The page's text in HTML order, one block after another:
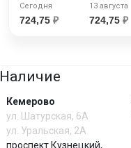
Сегодня
724,75 ₽
13 августа
724,75 ₽
Наличие
Кемерово
ул. Шатурская, 6А
ул. Уральская, 2А
проспект Кузнецкий,